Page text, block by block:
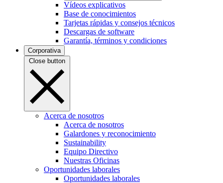
Vídeos explicativos
Base de conocimientos
Tarjetas rápidas y consejos técnicos
Descargas de software
Garantía, términos y condiciones
Corporativa
Close button
Acerca de nosotros
Acerca de nosotros
Galardones y reconocimiento
Sustainability
Equipo Directivo
Nuestras Oficinas
Oportunidades laborales
Oportunidades laborales